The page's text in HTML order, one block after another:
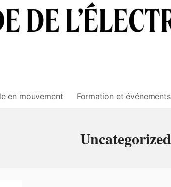
en mouvement Formation et événements
Uncategorized